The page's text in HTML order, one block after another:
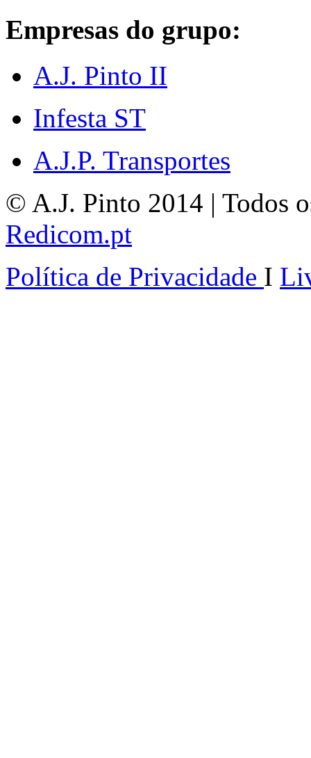
Empresas do grupo:
A.J. Pinto II
Infesta ST
A.J.P. Transportes
© A.J. Pinto 2014 | Todos
Redicom.pt
Política de Privacidade I